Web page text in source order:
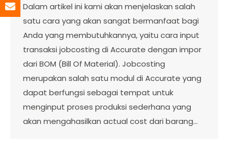
Dalam artikel ini kami akan menjelaskan salah
satu cara yang akan sangat bermanfaat bagi
Anda yang membutuhkannya, yaitu cara input
transaksi jobcosting di Accurate dengan impor
dari BOM (Bill Of Material). Jobcosting
merupakan salah satu modul di Accurate yang
dapat berfungsi sebagai tempat untuk
menginput proses produksi sederhana yang
akan mengahasilkan actual cost dari barang…